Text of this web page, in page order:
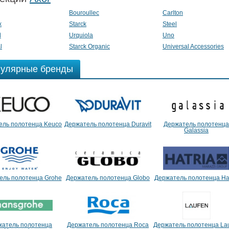
Bouroullec
Carlton
Starck
Steel
Urquiola
Uno
Starck Organic Universal Accessories
бренды
полотенца Keuco Держатель полотенца Duravit
Держатель полотенца
Galassia
полотенца Grohe Держатель полотенца Globo Держатель полотенца
полотенца
Держатель полотенца Roca Держатель полотенца